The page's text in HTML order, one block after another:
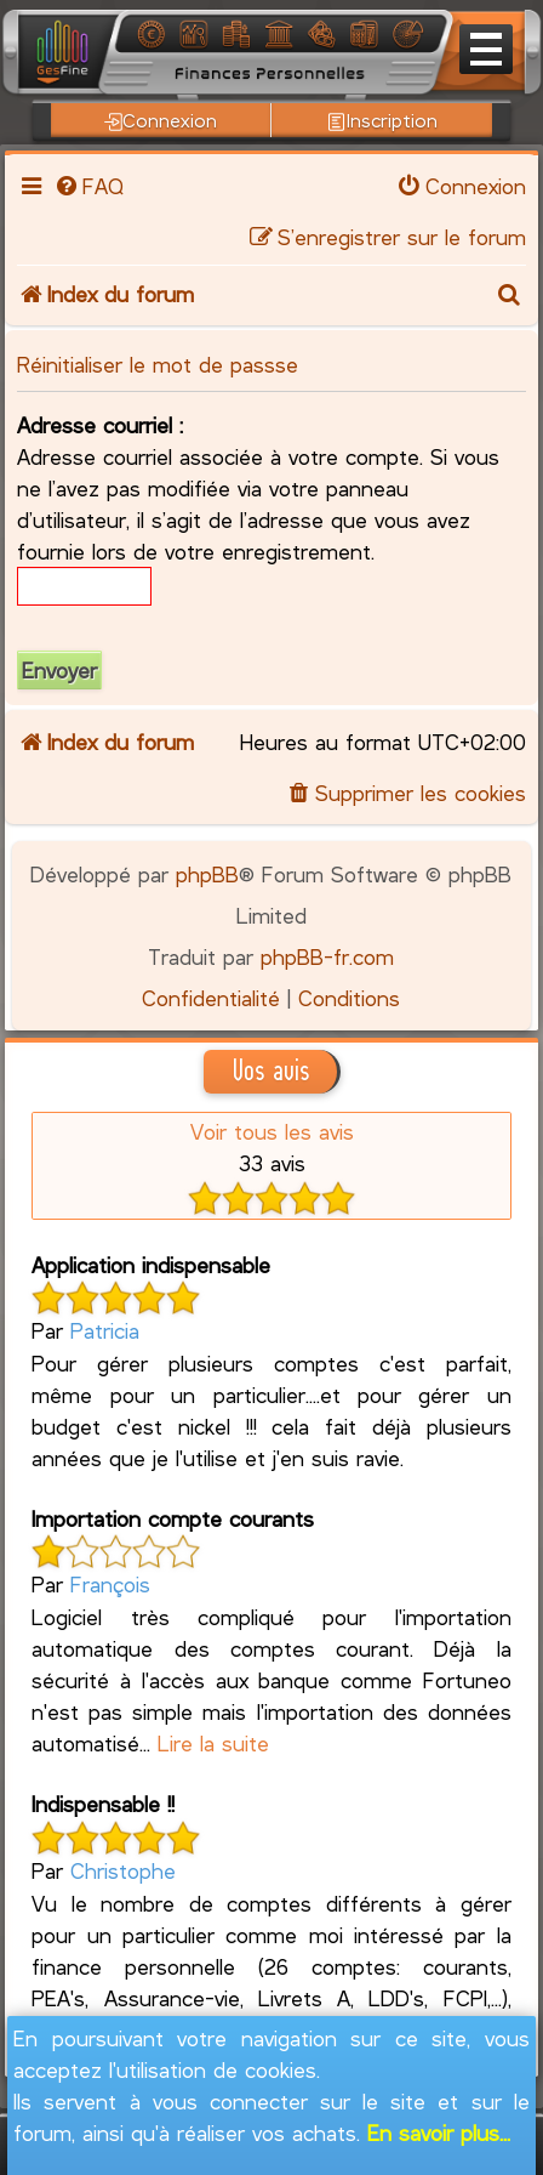
Connexion Inscription
FAQ
Connexion
S’enregistrer sur le forum
Index du forum
c
r
Réinitialiser le mot de passse
Adresse courriel :
Adresse courriel associée à votre compte. Si vous
ne l’avez pas modifiée via votre panneau
d’utilisateur, il s’agit de l’adresse que vous avez
fournie lors de votre enregistrement.
Index du forum Heures au format UTC+02:00
Supprimer les cookies
Développé parphpBB® Forum Software © phpBB
Limited
Traduit parphpBB-fr.com
Confidentialité |Conditions
Vos avis
Voir tous les avis
33 avis
Application indispensable
ParPatricia
Pour gérer plusieurs comptes c'est parfait,
même pour un particulier....et pour gérer un
budget c'est nickel !!! cela fait déjà plusieurs
années que je l'utilise et j'en suis ravie.
Importation compte courants
ParFrançois
Logiciel très compliqué pour l'importation
automatique des comptes courant. Déjà la
sécurité à l'accès aux banque comme Fortuneo
n'est pas simple mais l'importation des données
automatisé...Lire la suite
Indispensable !!
ParChristophe
Vu le nombre de comptes différents à gérer
pour un particulier comme moi intéressé par la
finance personnelle (26 comptes: courants,
PEA's, Assurance-vie, Livrets A, LDD's, FCPI,...),
ainsi que l...Lire la suite
En poursuivant votre navigation sur ce site, vous
acceptez l'utilisation de cookies.
Ils servent à vous connecter sur le site et sur le
forum, ainsi qu'à réaliser vos achats.En savoir plus...
GesFine - Copyright © 2008 - 2026Jacques